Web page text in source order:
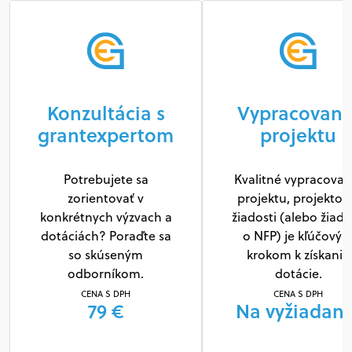
Konzultácia s
grantexpertom
Potrebujete sa
zorientovať v
konkrétnych výzvach a
dotáciách? Poraďte sa
so skúseným
odborníkom.
CENA S DPH
79 €
projektu
Kvalitné
projektu,
žiadosti (alebo
o NFP) je
krokom k získaniu
dotácie.
CENA S DPH
Na